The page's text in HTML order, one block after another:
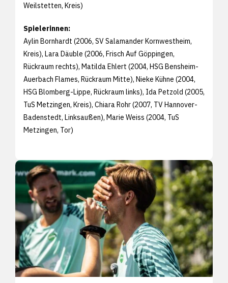
Weilstetten, Kreis)
Spielerinnen:
Aylin Bornhardt (2006, SV Salamander Kornwestheim,
Kreis), Lara Däuble (2006, Frisch Auf Göppingen,
Rückraum rechts), Matilda Ehlert (2004, HSG Bensheim-
Auerbach Flames, Rückraum Mitte), Nieke Kühne (2004,
HSG Blomberg-Lippe, Rückraum links), Ida Petzold (2005,
TuS Metzingen, Kreis), Chiara Rohr (2007, TV Hannover-
Badenstedt, Linksaußen), Marie Weiss (2004, TuS
Metzingen, Tor)